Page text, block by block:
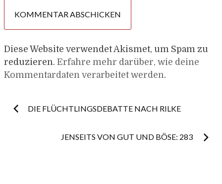
Diese Website verwendet Akismet, um Spam zu
reduzieren. Erfahre mehr darüber, wie deine
Kommentardaten verarbeitet werden.
Post
DIE FLÜCHTLINGSDEBATTE NACH RILKE
JENSEITS VON GUT UND BÖSE: 283